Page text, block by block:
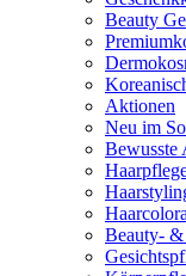
Beauty
Aktionen
Neu im
Bewusste
Beauty- &